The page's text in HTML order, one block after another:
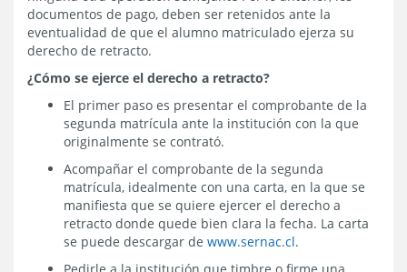
documentos de pago, deben ser retenidos ante la
eventualidad de que el alumno matriculado ejerza su
derecho de retracto.
¿Cómo se ejerce el derecho a retracto?
El primer paso es presentar el comprobante de la
segunda matrícula ante la institución con la que
originalmente se contrató.
Acompañar el comprobante de la segunda
matrícula, idealmente con una carta, en la que se
manifiesta que se quiere ejercer el derecho a
retracto donde quede bien clara la fecha. La carta
se puede descargar de www.sernac.cl.